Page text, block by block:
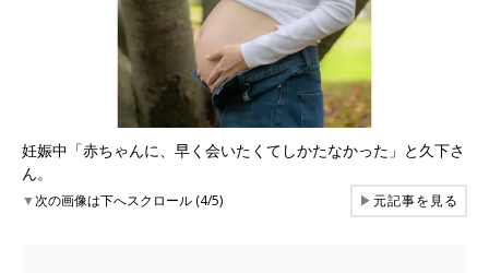
妊娠中「赤ちゃんに、早く会いたくてしかたなかった」と久下さ
ん。
▼次の画像は下へスクロール (4/5) ▶元記事を見る